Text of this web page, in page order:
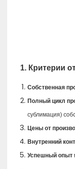
1. Критерии
Собственная
Полный цикл
сублимация)
Цены от
Внутренний
Успешный опыт